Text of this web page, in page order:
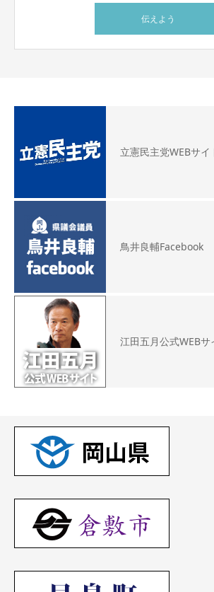
伝えよう
立憲民主党WEBサイ
鳥井良輔Facebook
江田五月公式WEBサ